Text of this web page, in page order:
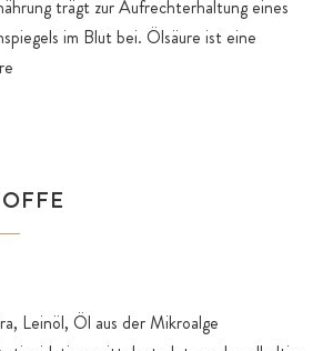
trägt zur Aufrechterhaltung eines
im Blut bei. Ölsäure ist eine
Leinöl, Öl aus der Mikroalge